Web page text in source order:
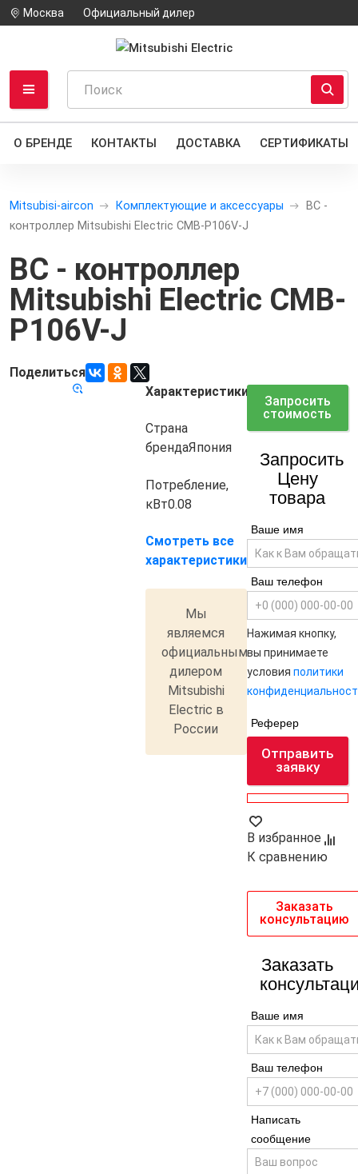
Москва Официальный дилер
О БРЕНДЕ КОНТАКТЫ ДОСТАВКА СЕРТИФИКАТЫ
Mitsubisi-aircon Комплектующие и аксессуары
BC -
контроллер Mitsubishi Electric CMB-P106V-J
BC - контроллер
Mitsubishi Electric CMB-
P106V-J
Поделиться
Код товара:
Запросить
стоимость
Запросить
Цену
товара
Ваше имя
Ваш телефон
Нажимая кнопку,
вы принимаете
условия политики
Реферер
Отправить
заявку
В избранное
К сравнению
Заказать
консультацию
Заказать
Ваше имя
Ваш телефон
Написать
сообщение
Характеристики
Страна
брендаЯпония
Потребление,
кВт0.08
Смотреть все
характеристики
Мы
являемся
официальным
дилером
Mitsubishi
Electric в
России